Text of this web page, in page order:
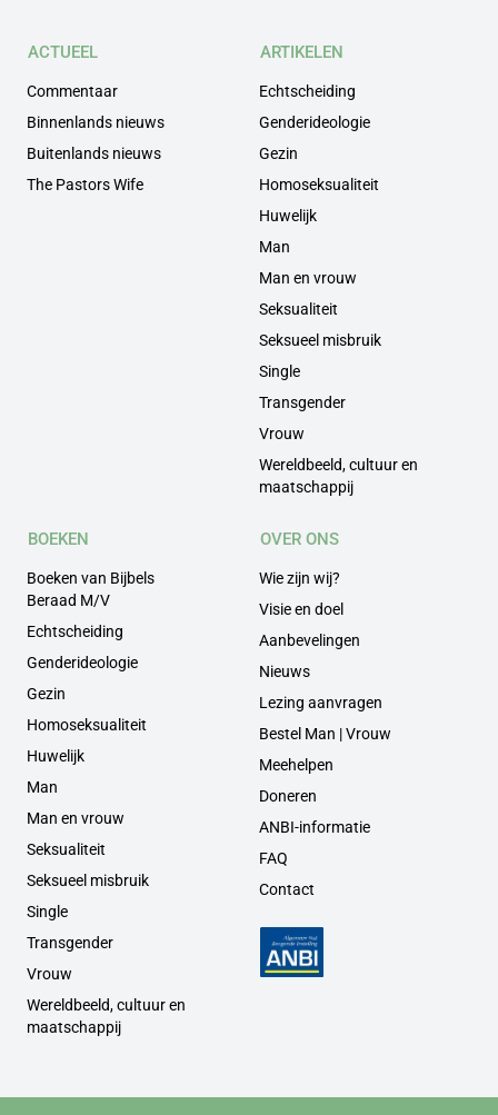
ACTUEEL
Commentaar
Binnenlands nieuws
Buitenlands nieuws
The Pastors Wife
ARTIKELEN
Echtscheiding
Genderideologie
Gezin
Homoseksualiteit
Huwelijk
Man
Man en vrouw
Seksualiteit
Seksueel misbruik
Single
Transgender
Vrouw
Wereldbeeld, cultuur en
maatschappij
BOEKEN
Boeken van Bijbels
Beraad M/V
Echtscheiding
Genderideologie
Gezin
Homoseksualiteit
Huwelijk
Man
Man en vrouw
Seksualiteit
Seksueel misbruik
Single
Transgender
Vrouw
Wereldbeeld, cultuur en
maatschappij
OVER ONS
Wie zijn wij?
Visie en doel
Aanbevelingen
Nieuws
Lezing aanvragen
Bestel Man | Vrouw
Meehelpen
Doneren
ANBI-informatie
FAQ
Contact